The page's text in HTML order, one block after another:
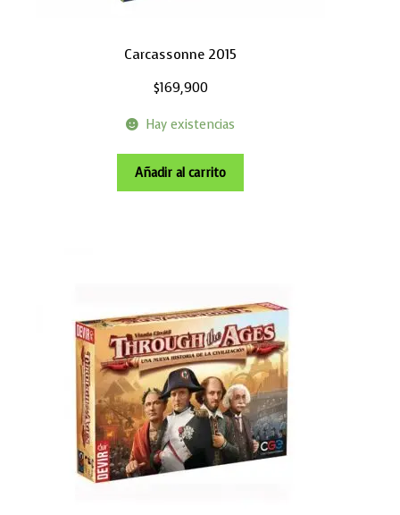
Carcassonne 2015
$169,900
Hay existencias
Añadir al carrito